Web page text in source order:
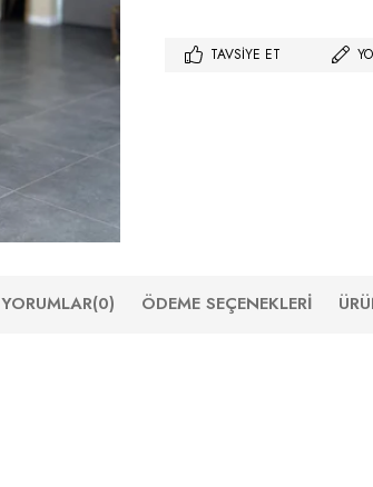
TAVSIYE ET
YORUMLAR(0) ÖDEME SEÇENEKLERI